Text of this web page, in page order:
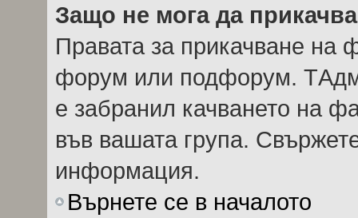
Защо не мога да
Правата за прикачване на
форум или подфорум.
е забранил качването на
във вашата група.
информация.
Върнете се в началото